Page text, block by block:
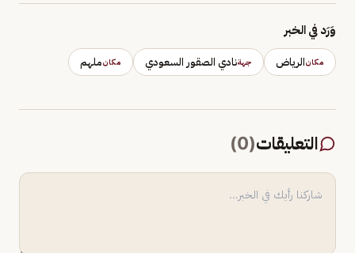
وَرَد في الخبر
مكانالرياض جهةنادي الصقور السعودي مكانملهم
التعليقات(
0
)